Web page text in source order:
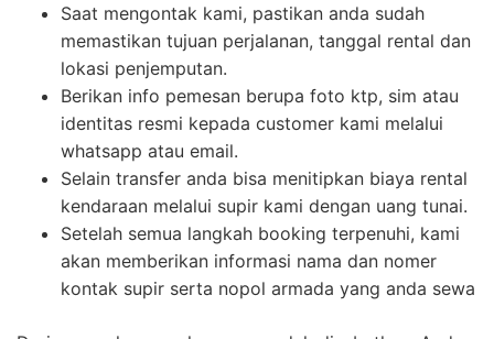
Saat mengontak kami, pastikan anda sudah
memastikan tujuan perjalanan, tanggal rental dan
lokasi penjemputan.
Berikan info pemesan berupa foto ktp, sim atau
identitas resmi kepada customer kami melalui
whatsapp atau email.
Selain transfer anda bisa menitipkan biaya rental
kendaraan melalui supir kami dengan uang tunai.
Setelah semua langkah booking terpenuhi, kami
akan memberikan informasi nama dan nomer
kontak supir serta nopol armada yang anda sewa